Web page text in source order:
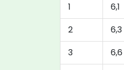
1 6,1
2
6,3
3
6,6